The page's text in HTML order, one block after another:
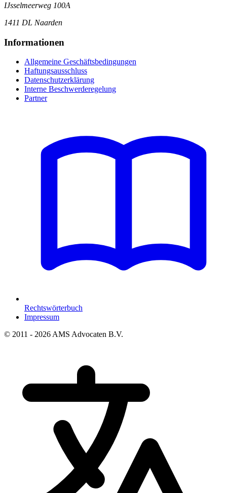
IJsselmeerweg 100A
1411 DL Naarden
Informationen
Allgemeine Geschäftsbedingungen
Haftungsausschluss
Datenschutzerklärung
Interne Beschwerderegelung
Partner
Rechtswörterbuch
Impressum
© 2011 - 2026 AMS Advocaten B.V.